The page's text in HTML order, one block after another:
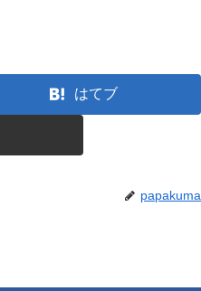
はてブ
papakuma